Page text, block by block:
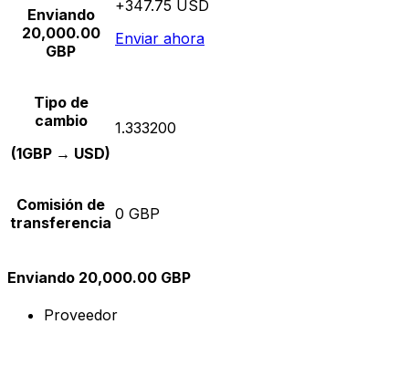
Enviando
20,000.00
GBP
+347.75 USD
Enviar ahora
Tipo de
cambio
(1GBP → USD)
1.333200
Comisión de
transferencia 0 GBP
Enviando 20,000.00 GBP
Proveedor